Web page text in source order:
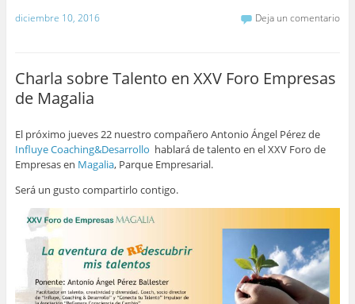
diciembre 10, 2016 Deja un comentario
Charla sobre Talento en XXV Foro Empresas
de Magalia
El próximo jueves 22 nuestro compañero Antonio Ángel Pérez de
Influye Coaching&Desarrollo hablará de talento en el XXV Foro de
Empresas en Magalia, Parque Empresarial.
Será un gusto compartirlo contigo.